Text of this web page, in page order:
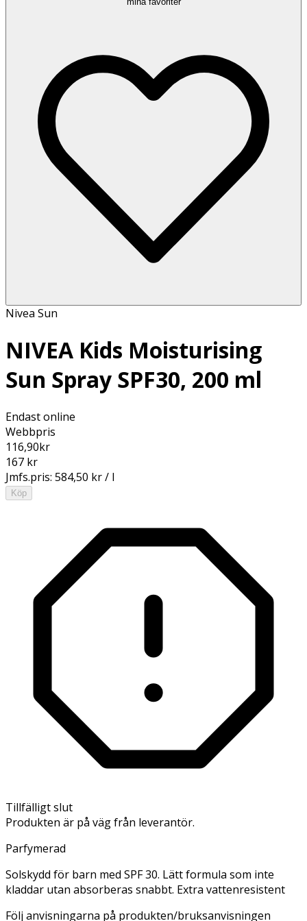
Nivea Sun
NIVEA Kids Moisturising
Sun Spray SPF30, 200 ml
Endast online
Webbpris
116,90kr
167 kr
Jmfs.pris: 584,50 kr / l
Köp
Tillfälligt slut
Produkten är på väg från leverantör.
Parfymerad
Solskydd för barn med SPF 30. Lätt formula som inte
kladdar utan absorberas snabbt. Extra vattenresistent
Följ anvisningarna på produkten/bruksanvisningen